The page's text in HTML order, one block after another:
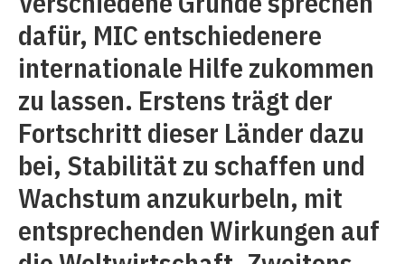
dafür, MIC entschiedenere
internationale Hilfe zukommen
zu lassen. Erstens trägt der
Fortschritt dieser Länder dazu
bei, Stabilität zu schaffen und
Wachstum anzukurbeln, mit
entsprechenden Wirkungen auf